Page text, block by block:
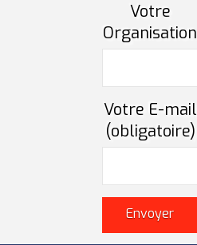
Votre
Organisation
Votre E-mail
(obligatoire)